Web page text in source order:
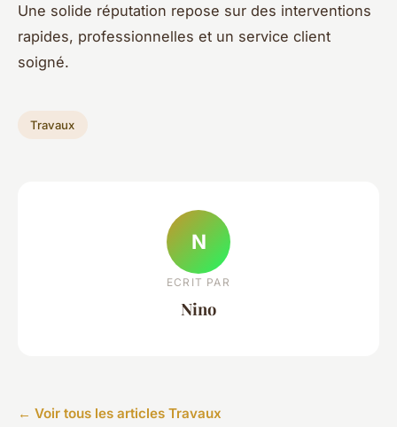
Une solide réputation repose sur des interventions
rapides, professionnelles et un service client
soigné.
Travaux
N
ECRIT PAR
Nino
← Voir tous les articles Travaux